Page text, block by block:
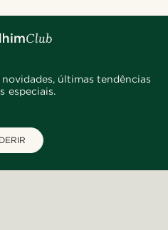
últimas tendências
especiais.